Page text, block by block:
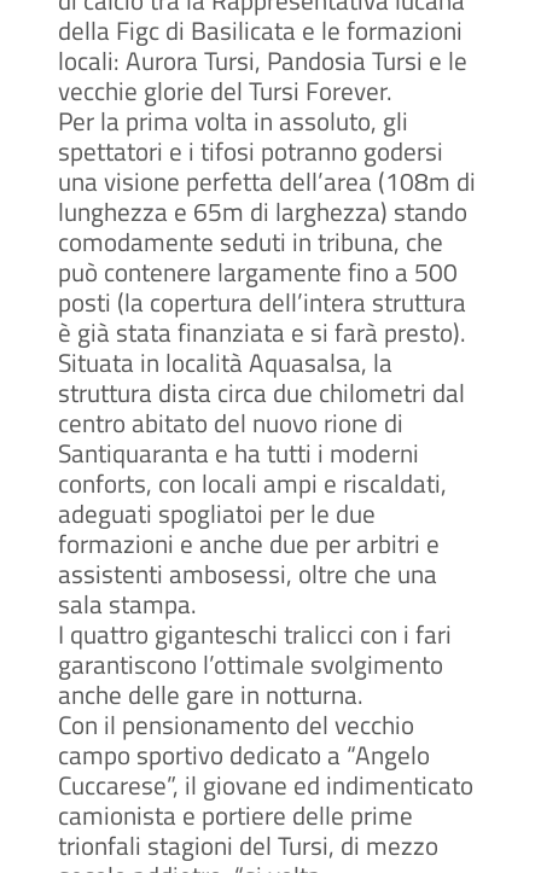
della Figc di Basilicata e le formazioni
locali: Aurora Tursi, Pandosia Tursi e le
vecchie glorie del Tursi Forever.
Per la prima volta in assoluto, gli
spettatori e i tifosi potranno godersi
una visione perfetta dell’area (108m di
lunghezza e 65m di larghezza) stando
comodamente seduti in tribuna, che
può contenere largamente fino a 500
posti (la copertura dell’intera struttura
è già stata finanziata e si farà presto).
Situata in località Aquasalsa, la
struttura dista circa due chilometri dal
centro abitato del nuovo rione di
Santiquaranta e ha tutti i moderni
conforts, con locali ampi e riscaldati,
adeguati spogliatoi per le due
formazioni e anche due per arbitri e
assistenti ambosessi, oltre che una
sala stampa.
I quattro giganteschi tralicci con i fari
garantiscono l’ottimale svolgimento
anche delle gare in notturna.
Con il pensionamento del vecchio
campo sportivo dedicato a “Angelo
Cuccarese”, il giovane ed indimenticato
camionista e portiere delle prime
trionfali stagioni del Tursi, di mezzo